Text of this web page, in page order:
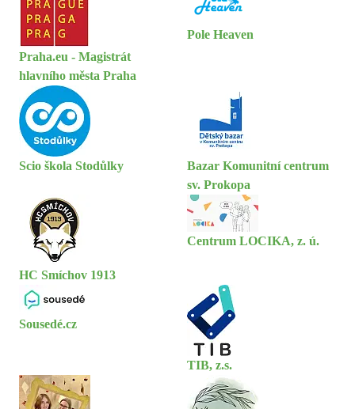
Praha.eu - Magistrát
hlavního města Praha
Pole Heaven
Scio škola Stodůlky
Bazar Komunitní centrum
sv. Prokopa
HC Smíchov 1913
Centrum LOCIKA, z. ú.
Sousedé.cz
TIB, z.s.